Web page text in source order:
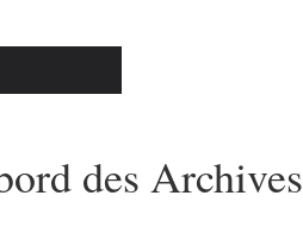
des Archives